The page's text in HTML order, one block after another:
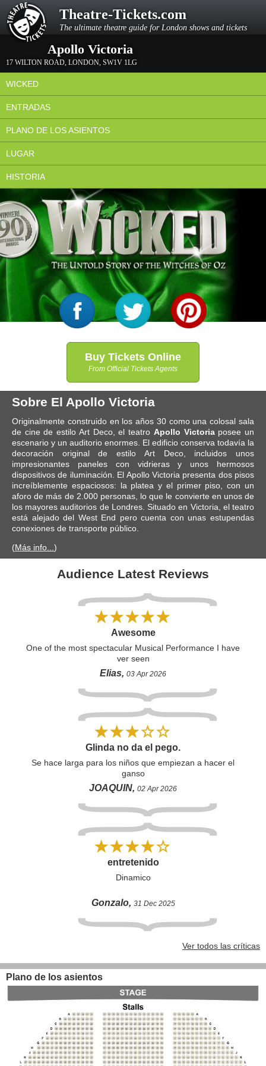
Theatre-Tickets.com
The ultimate theatre guide for London shows and tickets
Apollo Victoria
17 WILTON ROAD, LONDON, SW1V 1LG
WICKED
ENTRADAS
PLANO DE LOS ASIENTOS
LUGAR
HISTORIA
Buy Tickets Online
From Official Tickets Agents
Sobre El Apollo Victoria
Originalmente construido en los años 30 como una colosal sala
de cine de estilo Art Deco, el teatro Apollo Victoriaposee un
escenario y un auditorio enormes. El edificio conserva todavía la
decoración original de estilo Art Deco, incluidos unos
impresionantes paneles con vidrieras y unos hermosos
dispositivos de iluminación. El Apollo Victoria presenta dos pisos
increíblemente espaciosos: la platea y el primer piso, con un
aforo de más de 2.000 personas, lo que le convierte en unos de
los mayores auditorios de Londres. Situado en Victoria, el teatro
está alejado del West End pero cuenta con unas estupendas
conexiones de transporte público.
(Más info... )
Audience Latest Reviews
Awesome
One of the most spectacular Musical Performance I have
ver seen
Elias, 03 Apr 2026
Glinda no da el pego.
Se hace larga para los niños que empiezan a hacer el
ganso
JOAQUIN, 02 Apr 2026
entretenido
Dinamico
Gonzalo, 31 Dec 2025
Ver todos las críticas
Plano de los asientos